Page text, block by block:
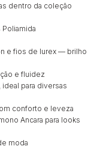
dentro da coleção
e fios de lurex — brilho
e fluidez
para diversas
conforto e leveza
Ancara para looks
moda